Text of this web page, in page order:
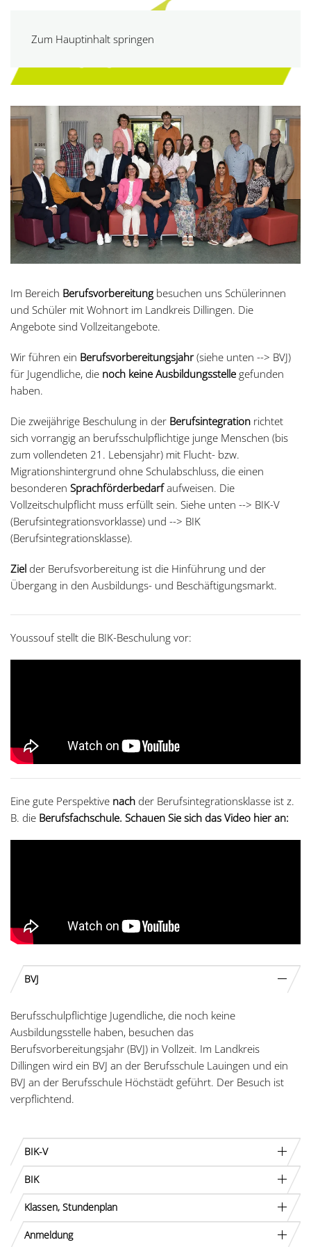
Zum Hauptinhalt springen
Im Bereich Berufsvorbereitung besuchen uns Schülerinnen
und Schüler mit Wohnort im Landkreis Dillingen. Die
Angebote sind Vollzeitangebote.
Wir führen ein Berufsvorbereitungsjahr(siehe unten --> BVJ)
für Jugendliche, die noch keine Ausbildungsstelle gefunden
haben.
Die zweijährige Beschulung in der Berufsintegration richtet
sich vorrangig an berufsschulpflichtige junge Menschen (bis
zum vollendeten 21. Lebensjahr) mit Flucht- bzw.
Migrationshintergrund ohne Schulabschluss, die einen
besonderen Sprachförderbedarfaufweisen. Die
Vollzeitschulpflicht muss erfüllt sein. Siehe unten --> BIK-V
(Berufsintegrationsvorklasse) und --> BIK
(Berufsintegrationsklasse).
Ziel der Berufsvorbereitung ist die Hinführung und der
Übergang in den Ausbildungs- und Beschäftigungsmarkt.
Youssouf stellt die BIK-Beschulung vor:
Eine gute Perspektive nach der Berufsintegrationsklasse ist z.
B. die Berufsfachschule. Schauen Sie sich das Video hier an:
BVJ
Berufsschulpflichtige Jugendliche, die noch keine
Ausbildungsstelle haben, besuchen das
Berufsvorbereitungsjahr (BVJ) in Vollzeit. Im Landkreis
Dillingen wird ein BVJ an der Berufsschule Lauingen und ein
BVJ an der Berufsschule Höchstädt geführt. Der Besuch ist
verpflichtend.
BIK-V
BIK
Klassen, Stundenplan
Anmeldung